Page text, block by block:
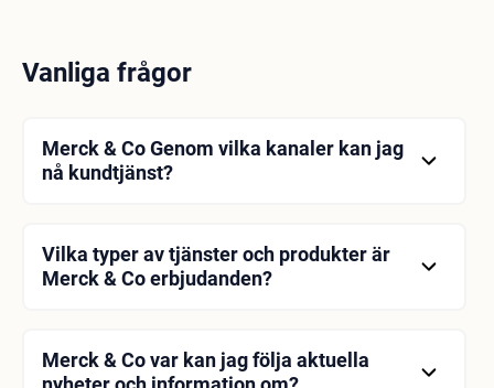
Vanliga frågor
Merck & Co Genom vilka kanaler kan jag
nå kundtjänst?
kontaktinformationen på den officiella webbplatsen.
Vilka typer av tjänster och produkter är
Merck & Co erbjudanden?
hälsovårdslösningar som används för att behandla
en mängd olika sjukdomar.
Merck & Co var kan jag följa aktuella